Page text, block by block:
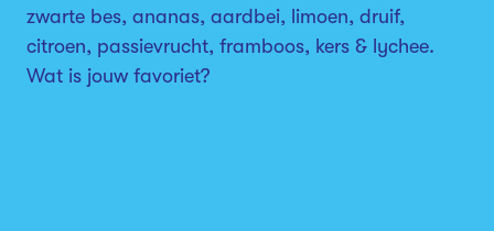
zwarte bes, ananas, aardbei, limoen, druif,
citroen, passievrucht, framboos, kers & lychee.
Wat is jouw favoriet?